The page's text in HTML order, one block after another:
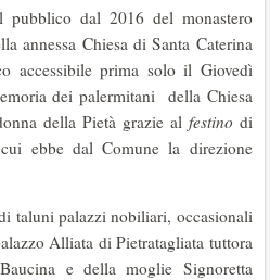
pubblico dal 2016 del monastero
annessa Chiesa di Santa Caterina
accessibile prima solo il Giovedì
dei palermitani della Chiesa
della Pietà grazie al festino di
ebbe dal Comune la direzione
taluni palazzi nobiliari, occasionali
Alliata di Pietratagliata tuttora
e della moglie Signoretta